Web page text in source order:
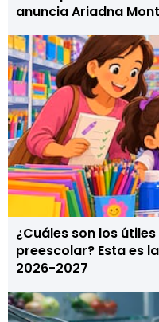
anuncia Ariadna
¿Cuáles son los
preescolar? Esta es
2026-2027